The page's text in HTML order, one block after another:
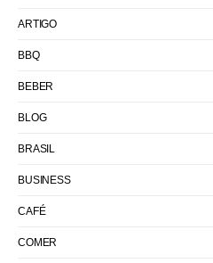
ARTIGO
BBQ
BEBER
BLOG
BRASIL
BUSINESS
CAFÉ
COMER